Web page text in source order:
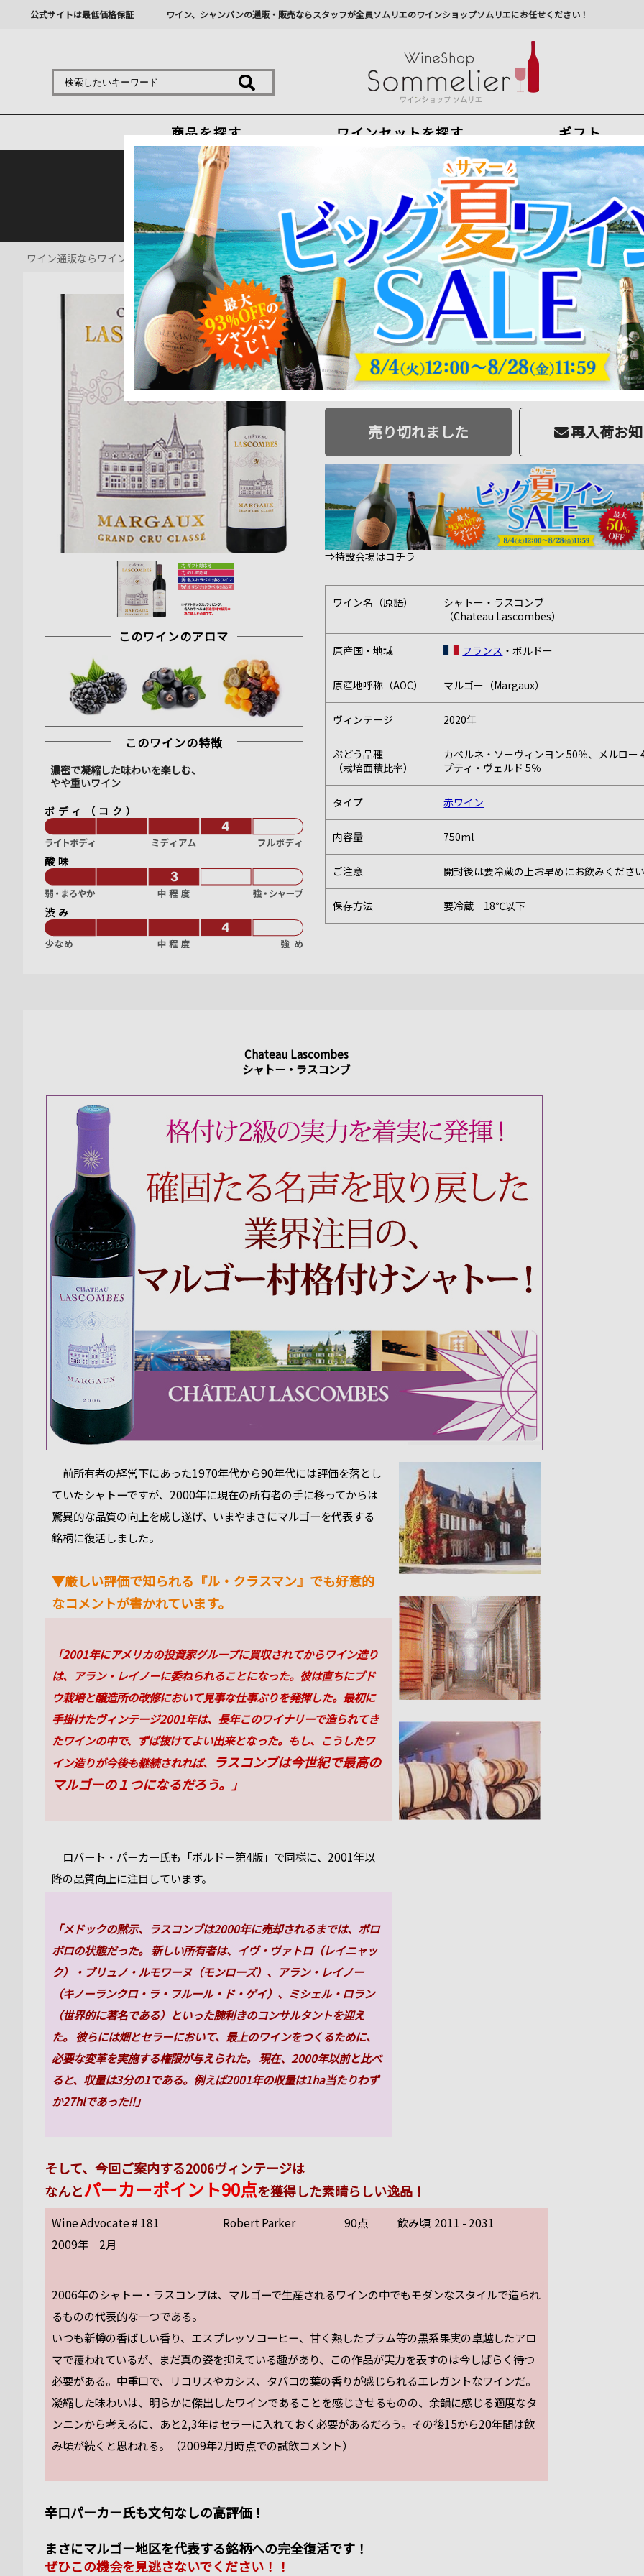
公式サイトは最低価格保証 ワイン、シャンパンの通販・販売ならスタッフが全員ソムリエのワインショップソムリエにお任せください！
商品を探す ワインセットを探す ギフト
今から注文で最短8月8日(土)出荷
最新の出荷スケジュールについてはこちらをクリ
熊本地震の影響により九州への配送に遅れが生じております。最新情報は佐川急
ワイン通販ならワインショップソムリエ > 赤ワイン通販 > シャトー・ラ・ラギューヌ 2020年 フランス ボルドー 赤ワイン フルボディ
このワインのアロマ
このワインの特徴
濃密で凝縮した味わいを楽しむ、
やや重いワイン
ボディ（コク）
酸味
渋み
シャトー・ラスコンブ 2020年 フランス ボルド
商品番号：4571531970651 販売日：2023年 11月 02日 10:00
品切 120 ポイント進呈
ソムリエ価格：12,000円（税込13,200円）
売り切れました 再入荷お
⇒特設会場はコチラ
ワイン名（原語）
シャトー・ラスコンブ
（Chateau Lascombes）
原産国・地域 フランス ・ボルドー
原産地呼称（AOC） マルゴー（Margaux）
ヴィンテージ 2020年
ぶどう品種
（栽培面積比率）
カベルネ・ソーヴィンヨン 50％、メルロー
プティ・ヴェルド 5％
タイプ 赤ワイン
内容量 750ml
ご注意 開封後は要冷蔵の上お早めにお飲みください
保存方法 要冷蔵 18℃以下
Chateau Lascombes
シャトー・ラスコンブ
前所有者の経営下にあった1970年代から90年代には評価を落とし
ていたシャトーですが、2000年に現在の所有者の手に移ってからは
驚異的な品質の向上を成し遂げ、いまやまさにマルゴーを代表する
銘柄に復活しました。
▼厳しい評価で知られる『ル・クラスマン』でも好意的
なコメントが書かれています。
「2001年にアメリカの投資家グループに買収されてからワイン造り
は、アラン・レイノーに委ねられることになった。彼は直ちにブド
ウ栽培と醸造所の改修において見事な仕事ぶりを発揮した。最初に
手掛けたヴィンテージ2001年は、長年このワイナリーで造られてき
たワインの中で、ずば抜けてよい出来となった。もし、こうしたワ
イン造りが今後も継続されれば、 ラスコンブは今世紀で最高の
マルゴーの１つになるだろう。
」
ロバート・パーカー氏も「ボルドー第4版」で同様に、2001年以
降の品質向上に注目しています。
「メドックの黙示、ラスコンブは2000年に売却されるまでは、ボロ
ボロの状態だった。 新しい所有者は、イヴ・ヴァトロ（レイニャッ
ク）・ブリュノ・ルモワーヌ（モンローズ）、アラン・レイノー
（キノーランクロ・ラ・フルール・ド・ゲイ）、ミシェル・ロラン
（世界的に著名である）といった腕利きのコンサルタントを迎え
た。 彼らには畑とセラーにおいて、最上のワインをつくるために、
必要な変革を実施する権限が与えられた。 現在、2000年以前と比べ
ると、収量は3分の1である。例えば2001年の収量は1ha当たりわず
か27hlであった!!」
そして、今回ご案内する2006ヴィンテージは
なんとパーカーポイント90点を獲得した素晴らしい逸品！
Wine Advocate # 181
2009年 2月
Robert Parker 90点 飲み頃: 2011 - 2031
2006年のシャトー・ラスコンブは、マルゴーで生産されるワインの中でもモダンなスタイルで造られ
るものの代表的な一つである。
いつも新樽の香ばしい香り、エスプレッソコーヒー、甘く熟したプラム等の黒系果実の卓越したアロ
マで覆われているが、まだ真の姿を抑えている趣があり、この作品が実力を表すのは今しばらく待つ
必要がある。中重口で、リコリスやカシス、タバコの葉の香りが感じられるエレガントなワインだ。
凝縮した味わいは、明らかに傑出したワインであることを感じさせるものの、余韻に感じる適度なタ
ンニンから考えるに、あと2,3年はセラーに入れておく必要があるだろう。その後15から20年間は飲
み頃が続くと思われる。（2009年2月時点での試飲コメント）
辛口パーカー氏も文句なしの高評価！
まさにマルゴー地区を代表する銘柄への完全復活です！
ぜひこの機会を見逃さないでください！！